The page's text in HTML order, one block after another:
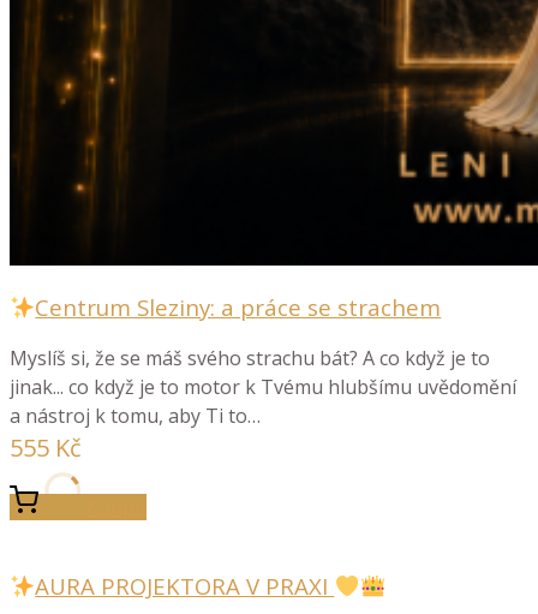
Centrum Sleziny: a práce se strachem
Myslíš si, že se máš svého strachu bát? A co když je to
jinak... co když je to motor k Tvému hlubšímu uvědomění
a nástroj k tomu, aby Ti to…
555 Kč
AURA PROJEKTORA V PRAXI